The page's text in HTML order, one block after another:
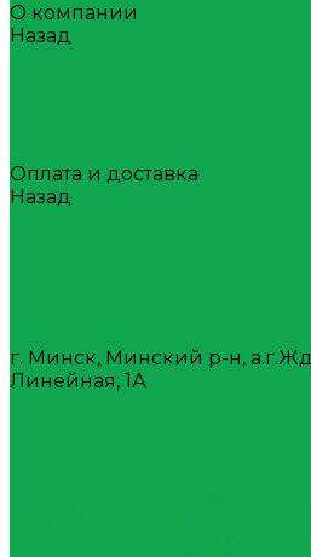
О компании
Назад
Оплата и доставка
Назад
г. Минск, Минский р-н,
Линейная, 1А